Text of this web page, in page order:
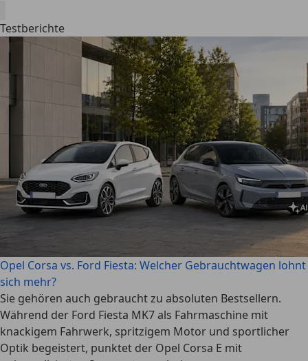
Testberichte
Opel Corsa vs. Ford Fiesta: Welcher Gebrauchtwagen lohnt
sich mehr?
Sie gehören auch gebraucht zu absoluten Bestsellern.
Während der Ford Fiesta MK7 als Fahrmaschine mit
knackigem Fahrwerk, spritzigem Motor und sportlicher
Optik begeistert, punktet der Opel Corsa E mit